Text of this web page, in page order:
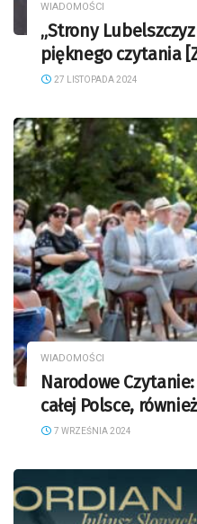
WIADOMOŚCI
„Strony
pięknego czytania
27 LISTOPADA 2024
WIADOMOŚCI
Narodowe
całej Polsce,
7 WRZEŚNIA 2024